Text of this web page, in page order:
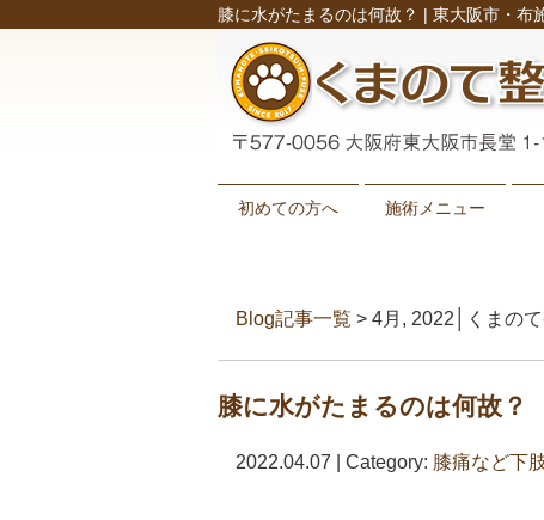
膝に水がたまるのは何故？ | 東大阪市・
初めての方へ 施術メニュー
Blog記事一覧 > 4月, 2022│くまの
膝に水がたまるのは何故？
2022.04.07 | Category: 膝痛など下